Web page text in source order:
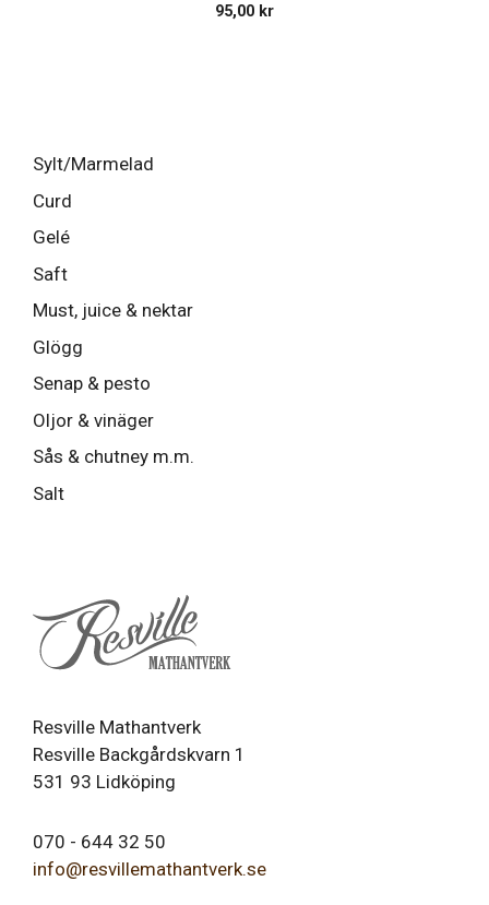
95,00 kr
Sylt/Marmelad
Curd
Gelé
Saft
Must, juice & nektar
Glögg
Senap & pesto
Oljor & vinäger
Sås & chutney m.m.
Salt
Resville Mathantverk
Resville Backgårdskvarn 1
531 93 Lidköping
070 - 644 32 50
info@resvillemathantverk.se